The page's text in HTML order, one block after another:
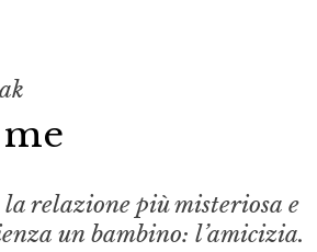
relazione più misteriosa e
un bambino: l’amicizia.